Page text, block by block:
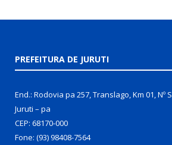
PREFEITURA DE JURUTI
End.: Rodovia pa 257, Translago, Km 01, Nº
Juruti – pa
CEP: 68170-000
Fone: (93) 98408-7564